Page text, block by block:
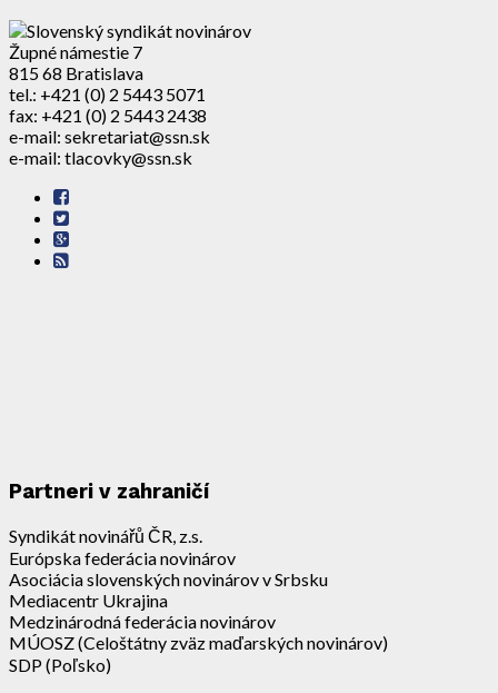
Župné námestie 7
815 68 Bratislava
tel.: +421 (0) 2 5443 5071
fax: +421 (0) 2 5443 2438
e-mail: sekretariat@ssn.sk
e-mail: tlacovky@ssn.sk
Partneri v zahraničí
Syndikát novinářů ČR, z.s.
Európska federácia novinárov
Asociácia slovenských novinárov v Srbsku
Mediacentr Ukrajina
Medzinárodná federácia novinárov
MÚOSZ (Celoštátny zväz maďarských novinárov)
SDP (Poľsko)